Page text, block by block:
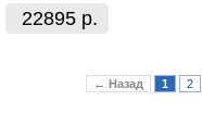
22895 р.
← Назад 1 2